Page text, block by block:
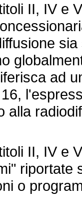
II, IV e V
ad
alla
II, IV e V
riportate
o